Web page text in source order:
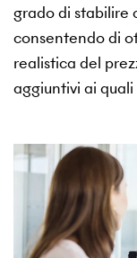
grado di stabilire
consentendo di
realistica del
aggiuntivi ai